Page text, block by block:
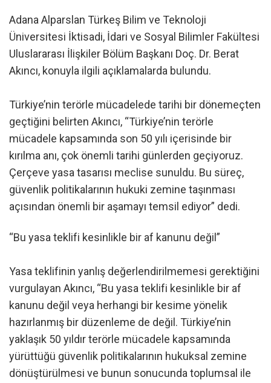
Adana Alparslan Türkeş Bilim ve Teknoloji
Üniversitesi İktisadi, İdari ve Sosyal Bilimler Fakültesi
Uluslararası İlişkiler Bölüm Başkanı Doç. Dr. Berat
Akıncı, konuyla ilgili açıklamalarda bulundu.
Türkiye’nin terörle mücadelede tarihi bir dönemeçten
geçtiğini belirten Akıncı, “Türkiye’nin terörle
mücadele kapsamında son 50 yılı içerisinde bir
kırılma anı, çok önemli tarihi günlerden geçiyoruz.
Çerçeve yasa tasarısı meclise sunuldu. Bu süreç,
güvenlik politikalarının hukuki zemine taşınması
açısından önemli bir aşamayı temsil ediyor” dedi.
“Bu yasa teklifi kesinlikle bir af kanunu değil”
Yasa teklifinin yanlış değerlendirilmemesi gerektiğini
vurgulayan Akıncı, “Bu yasa teklifi kesinlikle bir af
kanunu değil veya herhangi bir kesime yönelik
hazırlanmış bir düzenleme de değil. Türkiye’nin
yaklaşık 50 yıldır terörle mücadele kapsamında
yürüttüğü güvenlik politikalarının hukuksal zemine
dönüştürülmesi ve bunun sonucunda toplumsal ile